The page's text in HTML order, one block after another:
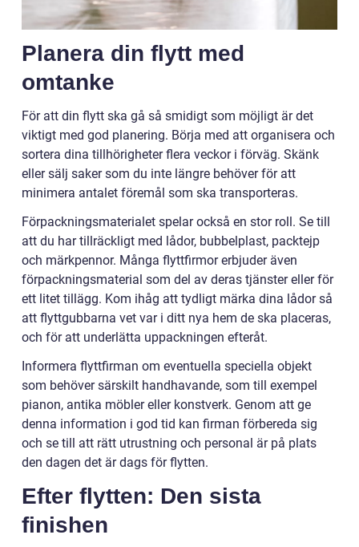
Planera din flytt med
omtanke
För att din flytt ska gå så smidigt som möjligt är det
viktigt med god planering. Börja med att organisera och
sortera dina tillhörigheter flera veckor i förväg. Skänk
eller sälj saker som du inte längre behöver för att
minimera antalet föremål som ska transporteras.
Förpackningsmaterialet spelar också en stor roll. Se till
att du har tillräckligt med lådor, bubbelplast, packtejp
och märkpennor. Många flyttfirmor erbjuder även
förpackningsmaterial som del av deras tjänster eller för
ett litet tillägg. Kom ihåg att tydligt märka dina lådor så
att flyttgubbarna vet var i ditt nya hem de ska placeras,
och för att underlätta uppackningen efteråt.
Informera flyttfirman om eventuella speciella objekt
som behöver särskilt handhavande, som till exempel
pianon, antika möbler eller konstverk. Genom att ge
denna information i god tid kan firman förbereda sig
och se till att rätt utrustning och personal är på plats
den dagen det är dags för flytten.
Efter flytten: Den sista
finishen